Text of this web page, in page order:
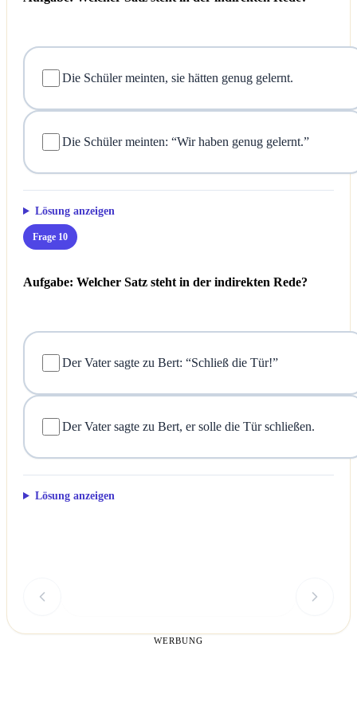
Die Schüler meinten, sie hätten genug gelernt.
Die Schüler meinten: “Wir haben genug gelernt.”
Lösung anzeigen
Frage 10
Aufgabe: Welcher Satz steht in der indirekten Rede?
Der Vater sagte zu Bert: “Schließ die Tür!”
Der Vater sagte zu Bert, er solle die Tür schließen.
Lösung anzeigen
WERBUNG